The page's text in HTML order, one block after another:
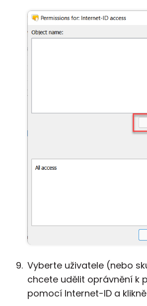
Vyberte uživatele (nebo
chcete udělit oprávnění k
pomocí Internet-ID a